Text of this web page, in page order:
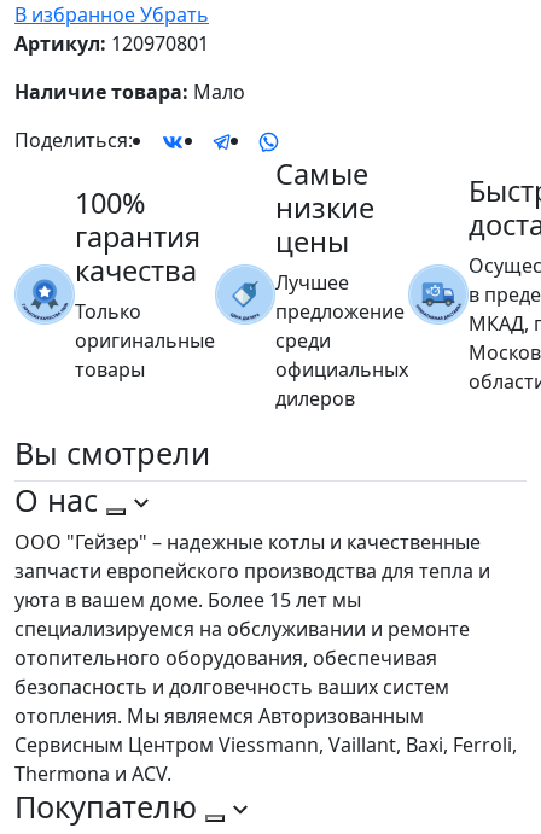
В избранноеУбрать
Артикул: 120970801
Наличие товара: Мало
Поделиться:
100%
гарантия
качества
Только
оригинальные
товары
Самые
низкие
цены
Лучшее
предложение
среди
официальных
дилеров
в
МКАД,
Вы смотрели
О нас
ООО "Гейзер" – надежные котлы и качественные
запчасти европейского производства для тепла и
уюта в вашем доме. Более 15 лет мы
специализируемся на обслуживании и ремонте
отопительного оборудования, обеспечивая
безопасность и долговечность ваших систем
отопления. Мы являемся Авторизованным
Сервисным Центром Viessmann, Vaillant, Baxi, Ferroli,
Thermona и ACV.
Покупателю